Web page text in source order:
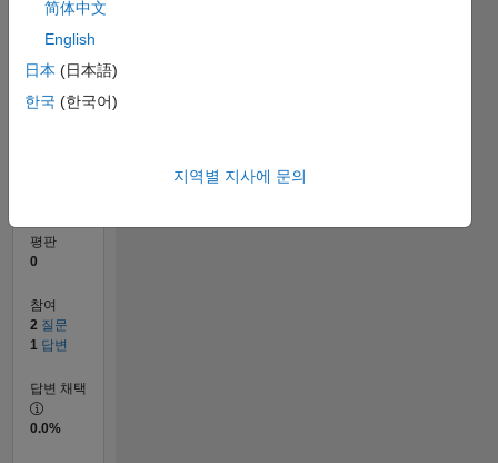
0
L
06/18
05/19
04/20
03/21
02/22
01/23
12/23
11/24
10/25
06/19
06/20
06/21
06/22
06/23
06/24
06/25
06/26
08/19
10/20
12/21
02/23
04/24
08/26
타임라인
평판
0
참여
2 질문
1 답변
답변 채택
0.0%
简体中文
English
日本 (日本語)
한국 (한국어)
지역별 지사에 문의